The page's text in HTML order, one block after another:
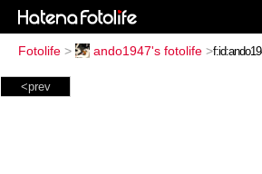
Fotolife > ando1947's fotolife >
<prev